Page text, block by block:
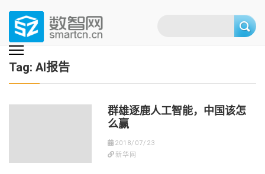
content
(Press
enter)
数智网
智能家居第一资讯门户 | 智能家居系统，智能家居产品，智能家居解决方
案，智能家居技术应用，智能家居行业观点，智能家居项目案例
Tag: AI报告
群雄逐鹿人工智能，中国该怎
么赢
2018/07/23
新华网